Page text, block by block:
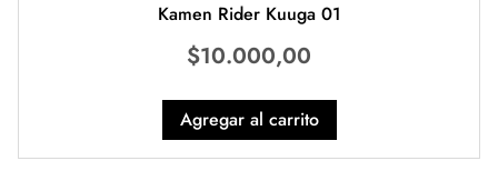
Kamen Rider Kuuga 01
$10.000,00
Agregar al carrito